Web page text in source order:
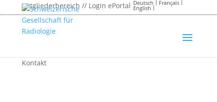
Mitgliederbereich // Login ePortal Deutsch Français
English
Kontakt